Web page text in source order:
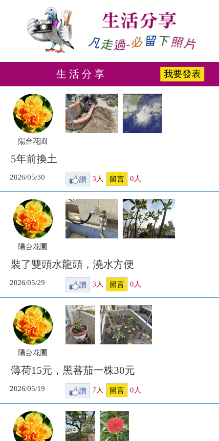
生 活 分 享 我要發表
陽台花圃
5年前換土
2026/05/30 讚 3 人 留言 0 人
陽台花圃
裝了雙頭水龍頭，澆水方便
2026/05/29 讚 3 人 留言 0 人
陽台花圃
薄荷15元，黑蕃茄一株30元
2026/05/19 讚 7 人 留言 0 人